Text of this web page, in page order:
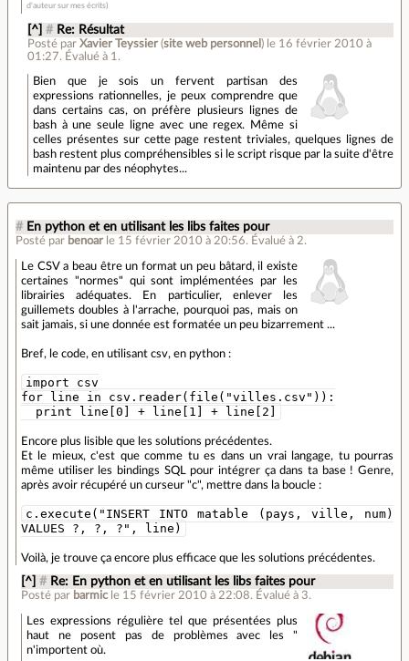
d'auteur sur mes écrits)
[^] # Re: Résultat
Posté par Xavier Teyssier(site web personnel ) le 16 février 2010 à
01:27. Évalué à 1 .
Bien que je sois un fervent partisan des
expressions rationnelles, je peux comprendre que
dans certains cas, on préfère plusieurs lignes de
bash à une seule ligne avec une regex. Même si
celles présentes sur cette page restent triviales, quelques lignes de
bash restent plus compréhensibles si le script risque par la suite d'être
maintenu par des néophytes...
# En python et en utilisant les libs faites pour
Posté par benoar le 15 février 2010 à 20:56. Évalué à 2.
Le CSV a beau être un format un peu bâtard, il existe
certaines "normes" qui sont implémentées par les
librairies adéquates. En particulier, enlever les
guillemets doubles à l'arrache, pourquoi pas, mais on
sait jamais, si une donnée est formatée un peu bizarrement ...
Bref, le code, en utilisant csv, en python :
import csv
for line in csv.reader(file("villes.csv")):
print line[0] + line[1] + line[2]
Encore plus lisible que les solutions précédentes.
Et le mieux, c'est que comme tu es dans un vrai langage, tu pourras
même utiliser les bindings SQL pour intégrer ça dans ta base ! Genre,
après avoir récupéré un curseur "c", mettre dans la boucle :
c.execute("INSERT INTO matable (pays, ville, num)
VALUES ?, ?, ?", line)
Voilà, je trouve ça encore plus efficace que les solutions précédentes.
[^] # Re: En python et en utilisant les libs faites pour
Posté par barmic le 15 février 2010 à 22:08. Évalué à 3.
Les expressions régulière tel que présentées plus
haut ne posent pas de problèmes avec les "
n'importent où.